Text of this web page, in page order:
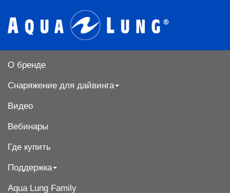
О бренде
Снаряжение для дайвинга
Видео
Вебинары
Где купить
Поддержка
Aqua Lung Family